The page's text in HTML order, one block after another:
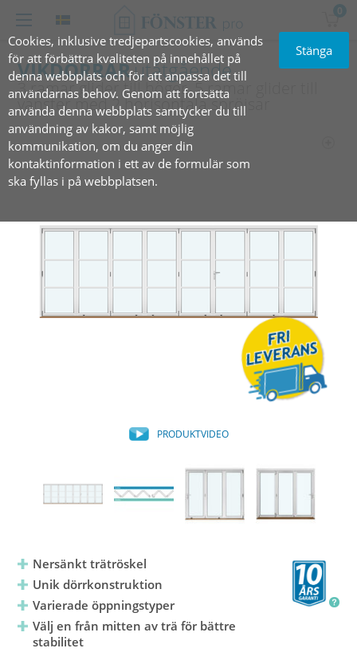
Cookies, inklusive tredjepartscookies, används
för att förbättra kvaliteten på innehållet på
denna webbplats och för att anpassa det till
användarnas behov. Genom att fortsätta
använda denna webbplats samtycker du till
användning av kakor, samt möjlig
kommunikation, om du anger din
kontaktinformation i ett av de formulär som
ska fyllas i på webbplatsen.
Stänga
0
VIKDÖRRARutåtgående
3 ramar glider till höger, 5 ramar glider till
vänster med 2 horisontala spröjsar
PRODUKTVIDEO
Nersänkt trätröskel
Unik dörrkonstruktion
Varierade öppningstyper
Välj en från mitten av trä för bättre
stabilitet